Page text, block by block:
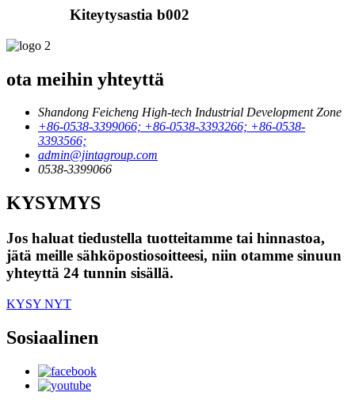
Kiteytysastia b002
ota meihin yhteyttä
Shandong Feicheng High-tech Industrial Development Zone
+86-0538-3399066; +86-0538-3393266; +86-0538-
3393566;
admin@jintagroup.com
0538-3399066
KYSYMYS
Jos haluat tiedustella tuotteitamme tai hinnastoa,
jätä meille sähköpostiosoitteesi, niin otamme sinuun
yhteyttä 24 tunnin sisällä.
KYSY NYT
Sosiaalinen